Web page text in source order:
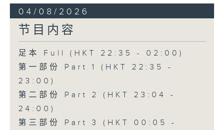
04/08/2026
节目内容
足本 Full (HKT 22:35 - 02:00)
第一部份 Part 1 (HKT 22:35 -
23:00)
第二部份 Part 2 (HKT 23:04 -
24:00)
第三部份 Part 3 (HKT 00:05 -